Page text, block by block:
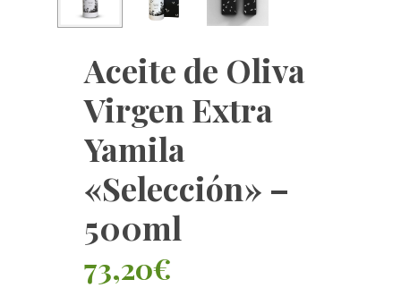
Aceite de Oliva
Virgen Extra
Yamila
«Selección» –
500ml
73,20€